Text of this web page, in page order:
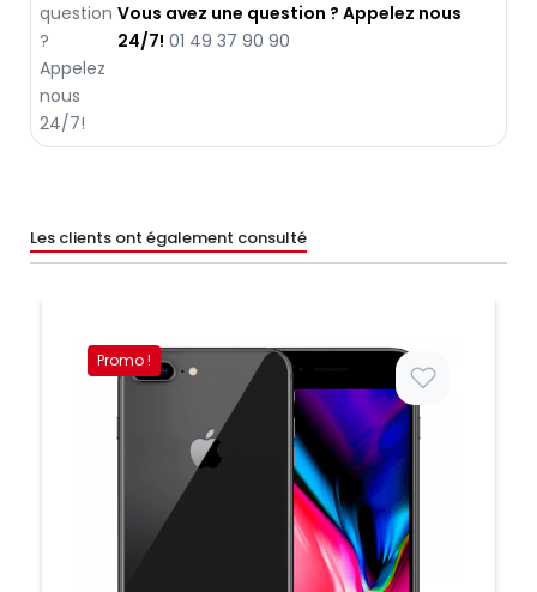
Vous avez une question ? Appelez nous
24/7! 01 49 37 90 90
Les clients ont également consulté
Promo !